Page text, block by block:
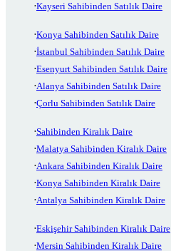
Kayseri Sahibinden Satılık Daire
Konya Sahibinden Satılık Daire
İstanbul Sahibinden Satılık Daire
Esenyurt Sahibinden Satılık Daire
Alanya Sahibinden Satılık Daire
Çorlu Sahibinden Satılık Daire
Sahibinden Kiralık Daire
Malatya Sahibinden Kiralık Daire
Ankara Sahibinden Kiralık Daire
Konya Sahibinden Kiralık Daire
Antalya Sahibinden Kiralık Daire
Eskişehir Sahibinden Kiralık Daire
Mersin Sahibinden Kiralık Daire